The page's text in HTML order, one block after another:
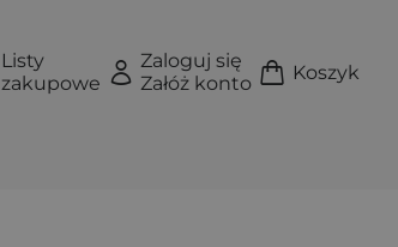
Listy
zakupowe
Zaloguj się
Załóż konto
Koszyk